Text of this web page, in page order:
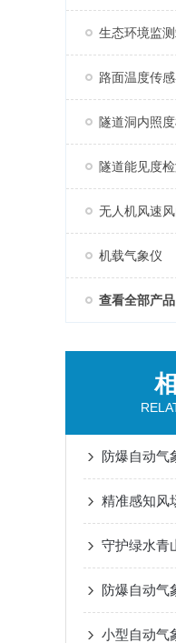
生态环境监
路面温度传
隧道洞内照
隧道能见度
无人机风速
机载气象仪
查看全部产品
小型自动气